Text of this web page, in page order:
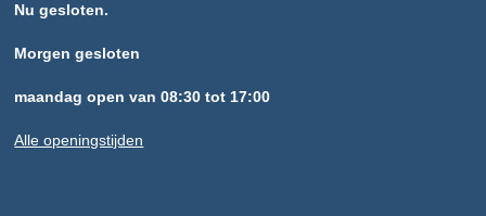
Nu gesloten.
Morgen gesloten
maandag open van 08:30 tot 17:00
Alle openingstijden